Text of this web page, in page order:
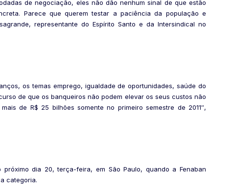
de negociação, eles não dão nenhum sinal de que estão
Parece que querem testar a paciência da população e
representante do Espírito Santo e da Intersindical no
os temas emprego, igualdade de oportunidades, saúde do
de que os banqueiros não podem elevar os seus custos não
de R$ 25 bilhões somente no primeiro semestre de 2011″,
dia 20, terça-feira, em São Paulo, quando a Fenaban
categoria.